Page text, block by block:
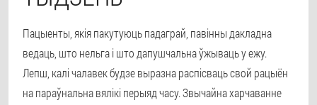
Пацыенты, якія пакутуюць падаграй, павінны дакладна
ведаць, што нельга і што дапушчальна ўжываць у ежу.
Лепш, калі чалавек будзе выразна распісваць свой рацыён
на параўнальна вялікі перыяд часу. Звычайна харчаванне